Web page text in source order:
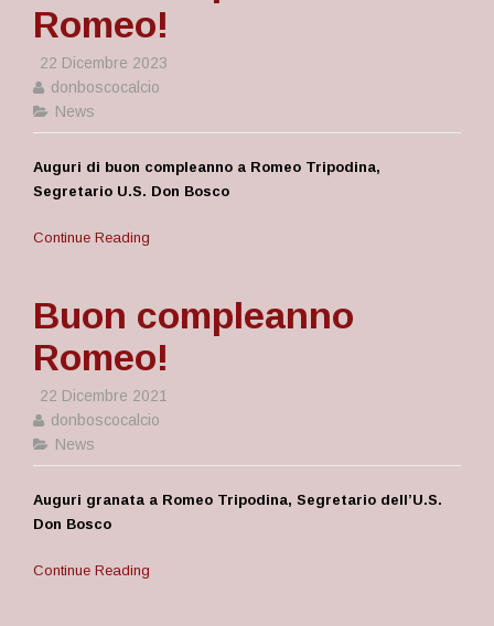
Romeo!
22 Dicembre 2023
donboscocalcio
News
Auguri di buon compleanno a Romeo Tripodina,
Segretario U.S. Don Bosco
Continue Reading
Buon compleanno
Romeo!
22 Dicembre 2021
donboscocalcio
News
Auguri granata a Romeo Tripodina, Segretario dell’U.S.
Don Bosco
Continue Reading